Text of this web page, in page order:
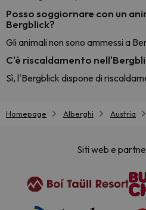
Posso soggiornare con un
Bergblick?
Gli animali non sono ammessi a
C'è riscaldamento
Sì, l'Bergblick dispone di
Homepage Alberghi Austria
Siti web e